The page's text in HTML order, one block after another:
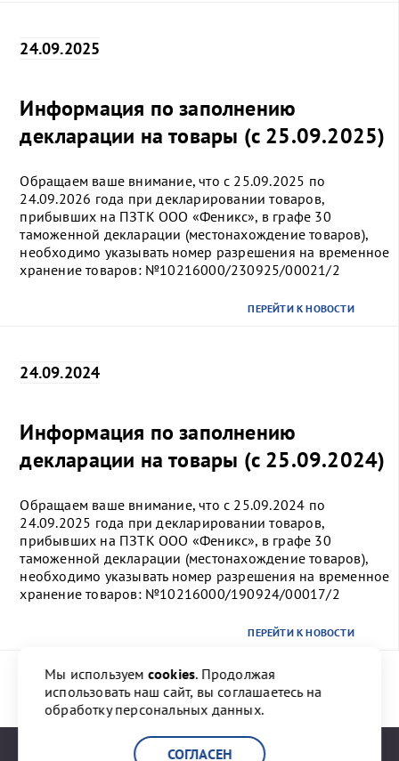
24.09.2025
Информация по заполнению
декларации на товары (с 25.09.2025)
Обращаем ваше внимание, что с 25.09.2025 по
24.09.2026 года при декларировании товаров,
прибывших на ПЗТК ООО «Феникс», в графе 30
таможенной декларации (местонахождение товаров),
необходимо указывать номер разрешения на временное
хранение товаров: №10216000/230925/00021/2
ПЕРЕЙТИ К НОВОСТИ
24.09.2024
Информация по заполнению
декларации на товары (с 25.09.2024)
Обращаем ваше внимание, что с 25.09.2024 по
24.09.2025 года при декларировании товаров,
прибывших на ПЗТК ООО «Феникс», в графе 30
таможенной декларации (местонахождение товаров),
необходимо указывать номер разрешения на временное
хранение товаров: №10216000/190924/00017/2
ПЕРЕЙТИ К НОВОСТИ
Назад 1 2 3 4 20 Вперед
Мы используем cookies. Продолжая
использовать наш сайт, вы соглашаетесь на
обработку персональных данных.
СОГЛАСЕН